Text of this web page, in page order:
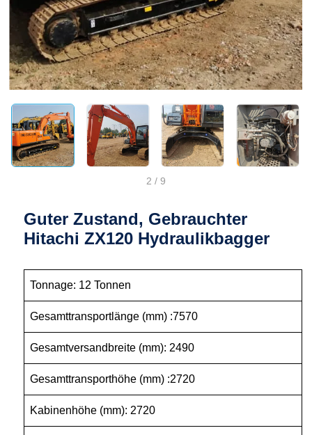
2 / 9
Guter Zustand, Gebrauchter
Hitachi ZX120 Hydraulikbagger
Tonnage: 12 Tonnen
Gesamttransportlänge (mm) :7570
Gesamtversandbreite (mm): 2490
Gesamttransporthöhe (mm) :2720
Kabinenhöhe (mm): 2720